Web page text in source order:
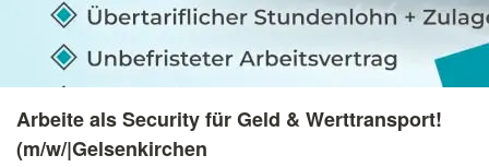
Arbeite als Security für Geld & Werttransport!
(m/w/|Gelsenkirchen